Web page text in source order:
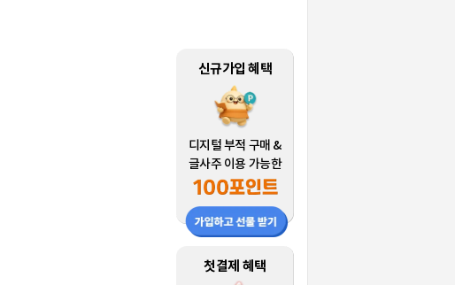
신규가입 혜택
디지털 부적 구매 &
글사주 이용 가능한
첫결제 혜택